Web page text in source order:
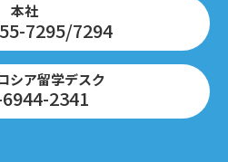
本社
7295/7294
シア留学デスク
2341